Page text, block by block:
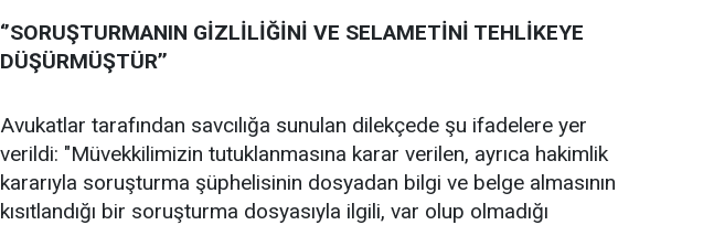
‘’SORUŞTURMANIN GİZLİLİĞİNİ VE SELAMETİNİ TEHLİKEYE
DÜŞÜRMÜŞTÜR’’
Avukatlar tarafından savcılığa sunulan dilekçede şu ifadelere yer
verildi: "Müvekkilimizin tutuklanmasına karar verilen, ayrıca hakimlik
kararıyla soruşturma şüphelisinin dosyadan bilgi ve belge almasının
kısıtlandığı bir soruşturma dosyasıyla ilgili, var olup olmadığı